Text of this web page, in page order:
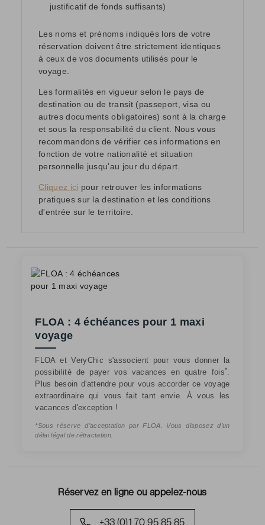
Réservez en ligne ou appelez-nous
+33 (0)1 70 95 85 85
justificatif de fonds suffisants)
Les noms et prénoms indiqués lors de votre
réservation doivent être strictement identiques
à ceux de vos documents utilisés pour le
voyage.
Les formalités en vigueur selon le pays de
destination ou de transit (passeport, visa ou
autres documents obligatoires) sont à la charge
et sous la responsabilité du client. Nous vous
recommandons de vérifier ces informations en
fonction de votre nationalité et situation
personnelle jusqu'au jour du départ.
Cliquez ici pour retrouver les informations
pratiques sur la destination et les conditions
d'entrée sur le territoire.
FLOA : 4 échéances pour 1 maxi
voyage
FLOA et VeryChic s'associent pour vous donner la
possibilité de payer vos vacances en quatre fois*.
Plus besoin d'attendre pour vous accorder ce voyage
extraordinaire qui vous fait tant envie. À vous les
vacances d'exception !
*Sous réserve d’acceptation par FLOA. Vous disposez d’un
délai légal de rétractation.